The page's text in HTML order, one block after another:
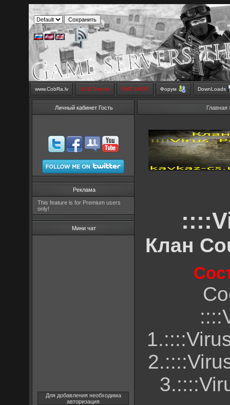
www.CobRa.lv LIVE Stream SMS SHOP Форум DownLoads
Личный кабинет Гость
Реклама
This feature is for Premium users
only!
Мини чат
Для добавления необходима
авторизация
Главная
Клан